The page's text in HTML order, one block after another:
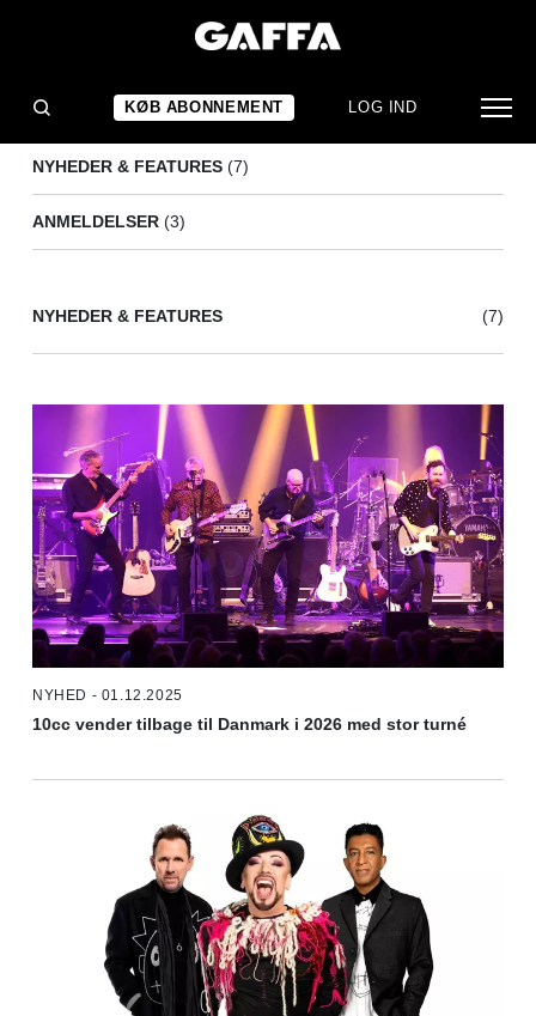
KØB ABONNEMENT LOG IND
NYHEDER & FEATURES (7)
ANMELDELSER (3)
NYHEDER & FEATURES (7)
NYHED - 01.12.2025
10cc vender tilbage til Danmark i 2026 med stor turné